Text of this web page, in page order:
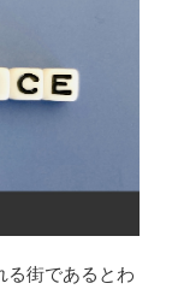
る街であるとわ